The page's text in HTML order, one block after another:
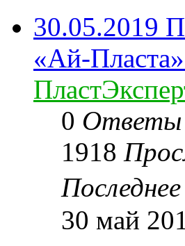
30.05.2019
«Ай-
0 Ответы
1918
30 май